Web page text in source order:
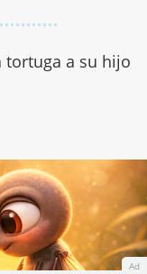
tortuga a su hijo
Ad